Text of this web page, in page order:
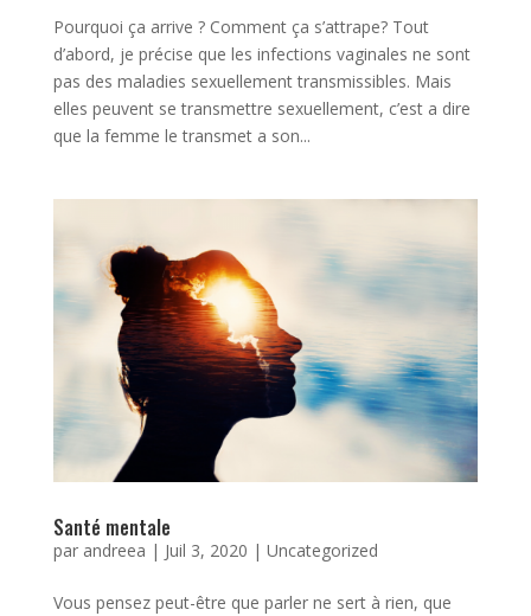
Pourquoi ça arrive ? Comment ça s’attrape? Tout
d’abord, je précise que les infections vaginales ne sont
pas des maladies sexuellement transmissibles. Mais
elles peuvent se transmettre sexuellement, c’est a dire
que la femme le transmet a son...
Santé mentale
par andreea | Juil 3, 2020 | Uncategorized
Vous pensez peut-être que parler ne sert à rien, que